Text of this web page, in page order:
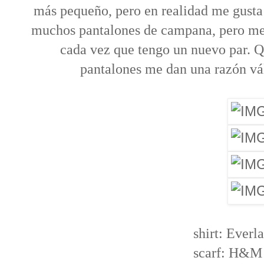
más pequeño, pero en realidad me
muchos pantalones de campana, pero
cada vez que tengo un nuevo par.
pantalones me dan una razón
shirt:
scarf: